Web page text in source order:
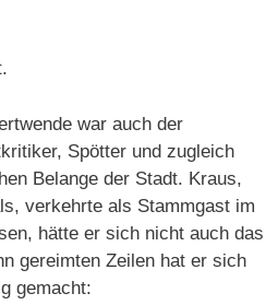
war auch der
Spötter und zugleich
Belange der Stadt. Kraus,
verkehrte als Stammgast im
hätte er sich nicht auch das
gereimten Zeilen hat er sich
gemacht: